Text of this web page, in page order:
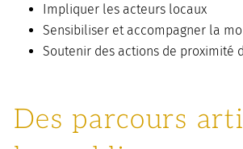
Impliquer les acteurs locaux
Sensibiliser et accompagner la
Soutenir des actions de proximité
Des parcours